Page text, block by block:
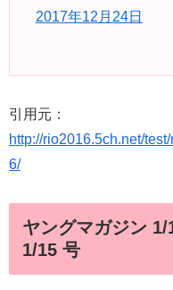
2017年12月24日
引用元：
http://rio2016.5ch.net/
6/
ヤングマガジン
1/15 号